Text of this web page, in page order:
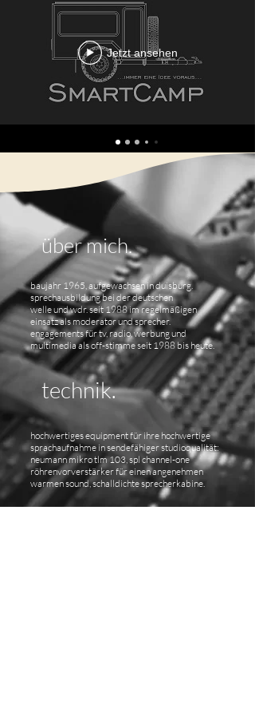
Jetzt ansehen
über mich.
baujahr 1965, aufgewachsen in duisburg.
sprechausbildung bei der deutschen
welle und wdr. seit 1988 im regelmäßigen
einsatz als moderator und sprecher.
engagements für tv, radio, werbung und
multimedia als off-stimme seit 1988 bis heute.
technik.
hochwertiges equipment für ihre hochwertige
sprachaufnahme in sendefähiger studioqualität:
neumann mikro tlm 103, spl channel-one
röhrenvorverstärker für einen angenehmen
warmen sound, schalldichte sprecherkabine.